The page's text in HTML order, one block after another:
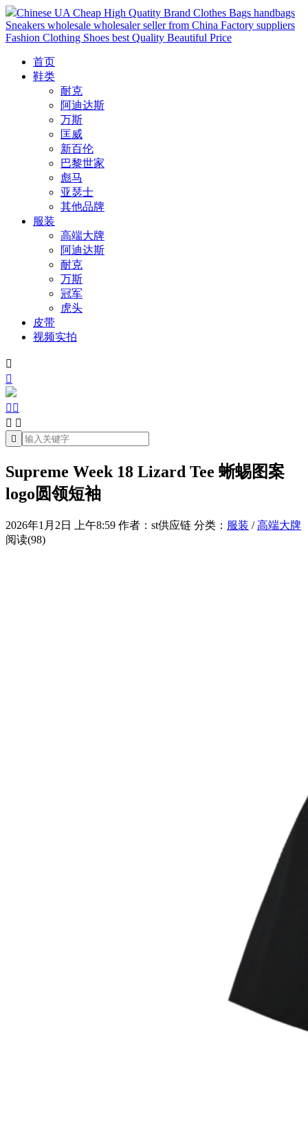
Chinese UA Cheap High Quatity Brand Clothes Bags handbags
Sneakers wholesale wholesaler seller from China Factory suppliers
Fashion Clothing Shoes best Quality Beautiful Price
首页
鞋类
耐克
阿迪达斯
万斯
匡威
新百伦
巴黎世家
彪马
亚瑟士
其他品牌
服装
高端大牌
阿迪达斯
耐克
万斯
冠军
虎头
皮带
视频实拍


 
 

Supreme Week 18 Lizard Tee 蜥蜴图案
logo圆领短袖
2026年1月2日 上午8:59 作者：st供应链 分类： 服装 /高端大牌
阅读(98)